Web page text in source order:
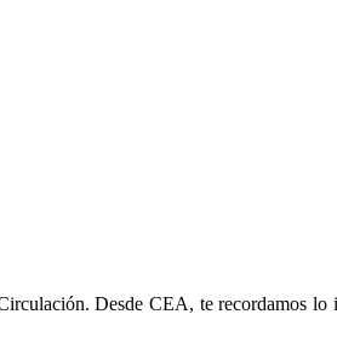
Desde CEA, te recordamos lo